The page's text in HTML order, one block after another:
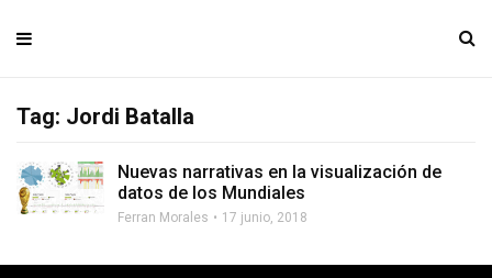
Tag: Jordi Batalla
Nuevas narrativas en la visualización de
datos de los Mundiales
Ferran Morales 17 junio, 2018